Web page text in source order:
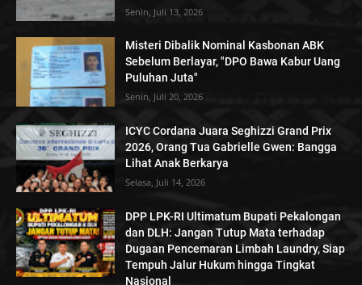
Senin, Juli 13, 2026
Misteri Dibalik Nominal Kasbonan ABK
Sebelum Berlayar, "DPO Bawa Kabur Uang
Puluhan Juta"
Senin, Juli 20, 2026
ICYC Cordana Juara Seghizzi Grand Prix
2026, Orang Tua Gabrielle Gwen: Bangga
Lihat Anak Berkarya
Selasa, Juli 14, 2026
DPP LPK-RI Ultimatum Bupati Pekalongan
dan DLH: Jangan Tutup Mata terhadap
Dugaan Pencemaran Limbah Laundry, Siap
Tempuh Jalur Hukum hingga Tingkat
Nasional